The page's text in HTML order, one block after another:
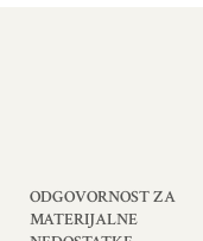
ODGOVORNOST ZA
MATERIJALNE